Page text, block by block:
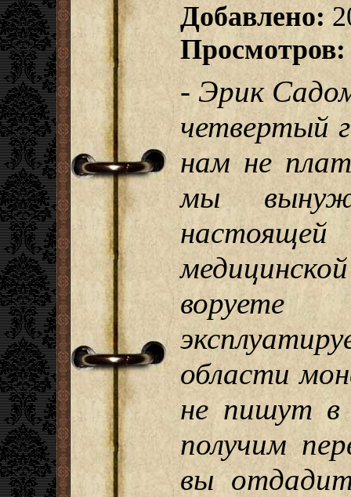
Добавлено:
Просмотров:
- Эрик
четвертый
нам не
мы
области
не пишут
получим
вы